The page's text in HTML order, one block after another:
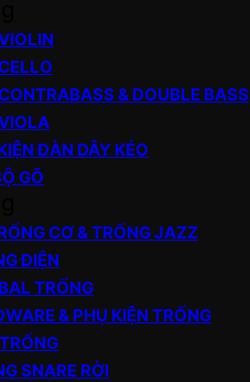
& DOUBLE BASS
ĐÀN DÂY KÉO
GÕ
CƠ & TRỐNG JAZZ
ĐIỆN
TRỐNG
& PHỤ KIỆN TRỐNG
SNARE RỜI